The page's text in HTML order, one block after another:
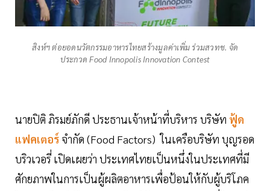
สิงห์ฯ ต่อยอดนวัตกรรมอาหารไทยสร้างมูลค่าเพิ่ม ร่วมสวทช. จัด
ประกวด Food Innopolis Innovation Contest
นายปิติ ภิรมย์ภักดี ประธานเจ้าหน้าที่บริหาร บริษัท ฟู้ด
แฟคเตอร์ จำกัด (Food Factors) ในเครือบริษัท บุญรอด
บริวเวอรี่ เปิดเผยว่า ประเทศไทยเป็นหนึ่งในประเทศที่มี
ศักยภาพในการเป็นผู้ผลิตอาหารเพื่อป้อนให้กับผู้บริโภค